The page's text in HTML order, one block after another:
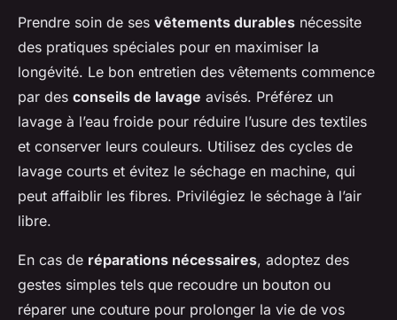
Prendre soin de ses vêtements durables nécessite
des pratiques spéciales pour en maximiser la
longévité. Le bon entretien des vêtements commence
par des conseils de lavage avisés. Préférez un
lavage à l’eau froide pour réduire l’usure des textiles
et conserver leurs couleurs. Utilisez des cycles de
lavage courts et évitez le séchage en machine, qui
peut affaiblir les fibres. Privilégiez le séchage à l’air
libre.
En cas de réparations nécessaires, adoptez des
gestes simples tels que recoudre un bouton ou
réparer une couture pour prolonger la vie de vos